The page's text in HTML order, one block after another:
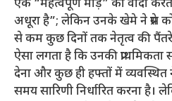
एक “महत्वपूर्ण मोड़” का वादा
अधूरा है”; लेकिन उनके खेमे ने प्रेस
से कम कुछ दिनों तक नेतृत्व की
ऐसा लगता है कि उनकी
देना और कुछ ही हफ्तों में व्यवस्थित
समय सारिणी निर्धारित करना है।